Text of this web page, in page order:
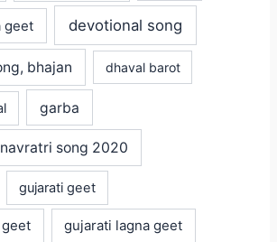
geet devotional song
bhajan dhaval barot
garba
song 2020
gujarati geet
gujarati lagna geet